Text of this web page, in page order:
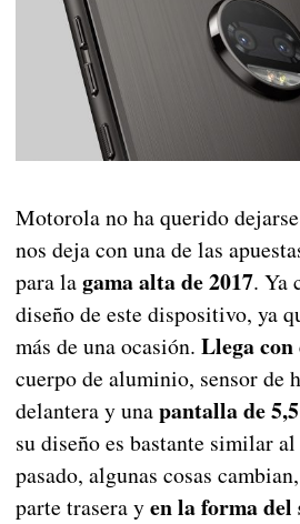
Motorola no ha querido
nos deja con una de las
para lagama alta de 2017. Ya
diseño de este dispositivo, ya
más de una ocasión. Llega
cuerpo de aluminio, sensor de
delantera y unapantalla de
su diseño es bastante similar
pasado, algunas cosas
parte trasera yen la forma del